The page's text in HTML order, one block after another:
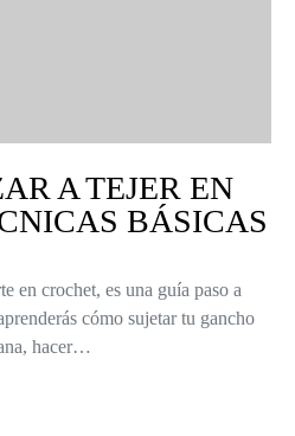
A TEJER EN
BÁSICAS
en crochet, es una guía paso a
cómo sujetar tu gancho
hacer…